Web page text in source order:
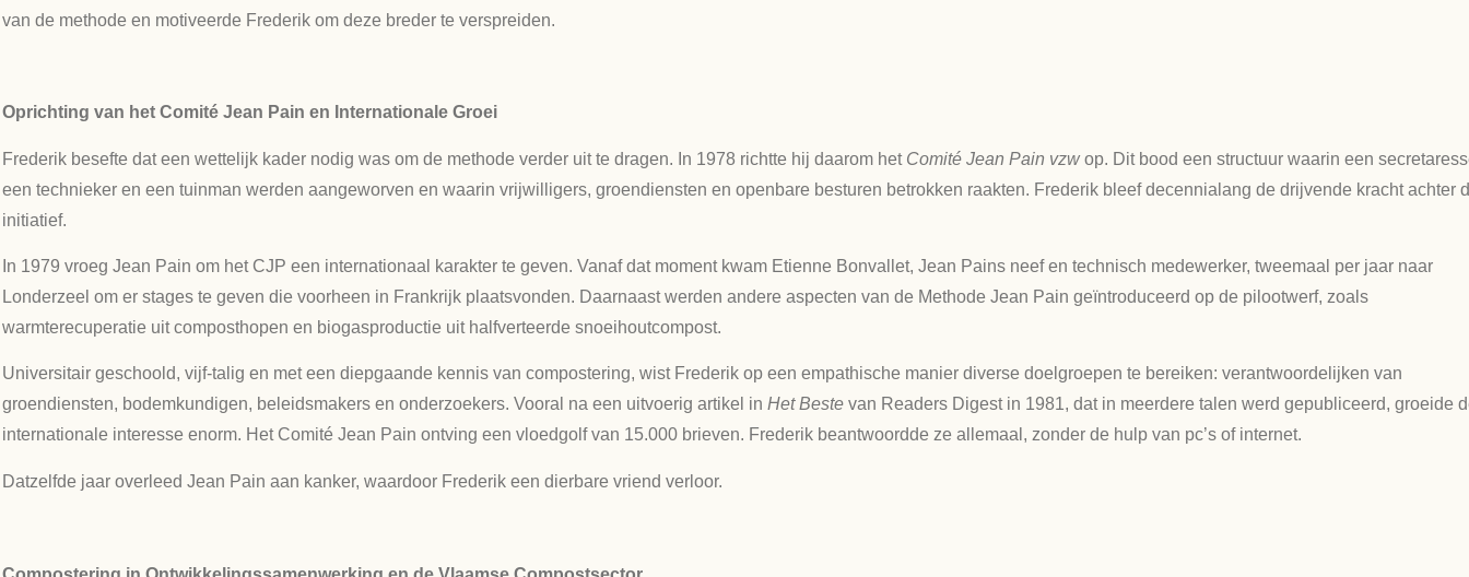
van de methode en motiveerde Frederik om deze breder te verspreiden.
Oprichting van het Comité Jean Pain en Internationale Groei
Frederik besefte dat een wettelijk kader nodig was om de methode verder uit te dragen. In 1978 richtte hij daarom het Comité Jean Pain vzwop. Dit bood een structuur waarin een
een technieker en een tuinman werden aangeworven en waarin vrijwilligers, groendiensten en openbare besturen betrokken raakten. Frederik bleef decennialang de drijvende kracht achter
initiatief.
In 1979 vroeg Jean Pain om het CJP een internationaal karakter te geven. Vanaf dat moment kwam Etienne Bonvallet, Jean Pains neef en technisch medewerker, tweemaal per jaar naar
Londerzeel om er stages te geven die voorheen in Frankrijk plaatsvonden. Daarnaast werden andere aspecten van de Methode Jean Pain geïntroduceerd op de pilootwerf, zoals
warmterecuperatie uit composthopen en biogasproductie uit halfverteerde snoeihoutcompost.
Universitair geschoold, vijf-talig en met een diepgaande kennis van compostering, wist Frederik op een empathische manier diverse doelgroepen te bereiken: verantwoordelijken van
groendiensten, bodemkundigen, beleidsmakers en onderzoekers. Vooral na een uitvoerig artikel in Het Beste van Readers Digest in 1981, dat in meerdere talen werd gepubliceerd, groeide
internationale interesse enorm. Het Comité Jean Pain ontving een vloedgolf van 15.000 brieven. Frederik beantwoordde ze allemaal, zonder de hulp van pc’s of internet.
Datzelfde jaar overleed Jean Pain aan kanker, waardoor Frederik een dierbare vriend verloor.